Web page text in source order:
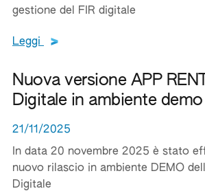
gestione del FIR digitale
Leggi Leggi tutto il testo del
Nuova versione APP
Digitale in ambiente demo
21/11/2025
In data 20 novembre 2025 è stato
nuovo rilascio in ambiente DEMO
Digitale